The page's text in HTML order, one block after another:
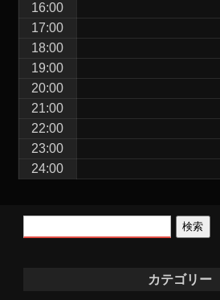
16:00
17:00
18:00
19:00
20:00
21:00
22:00
23:00
24:00
検索
カテゴリー